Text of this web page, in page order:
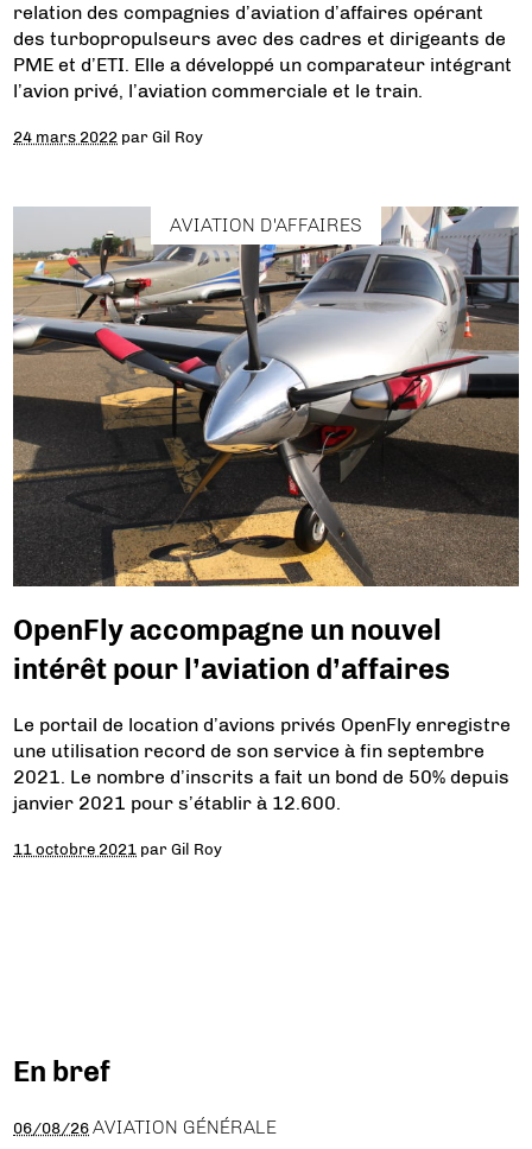
relation des compagnies d’aviation d’affaires opérant
des turbopropulseurs avec des cadres et dirigeants de
PME et d’ETI. Elle a développé un comparateur intégrant
l’avion privé, l’aviation commerciale et le train.
24 mars 2022 parGil Roy
AVIATION D'AFFAIRES
OpenFly accompagne un nouvel
intérêt pour l’aviation d’affaires
Le portail de location d’avions privés OpenFly enregistre
une utilisation record de son service à fin septembre
2021. Le nombre d’inscrits a fait un bond de 50% depuis
janvier 2021 pour s’établir à 12.600.
11 octobre 2021 parGil Roy
En bref
06/08/26 AVIATION GÉNÉRALE